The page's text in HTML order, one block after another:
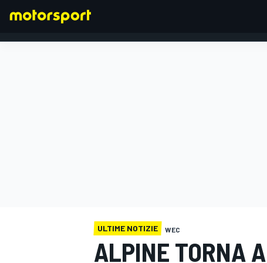
ULTIME NOTIZIE WEC
ALPINE TORNA